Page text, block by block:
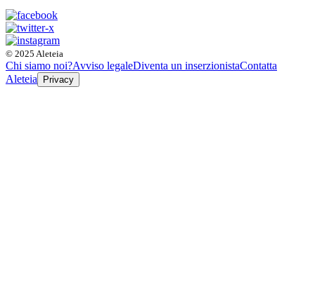
© 2025 Aleteia
Chi siamo noi?Avviso legaleDiventa un inserzionistaContatta
Aleteia
Privacy